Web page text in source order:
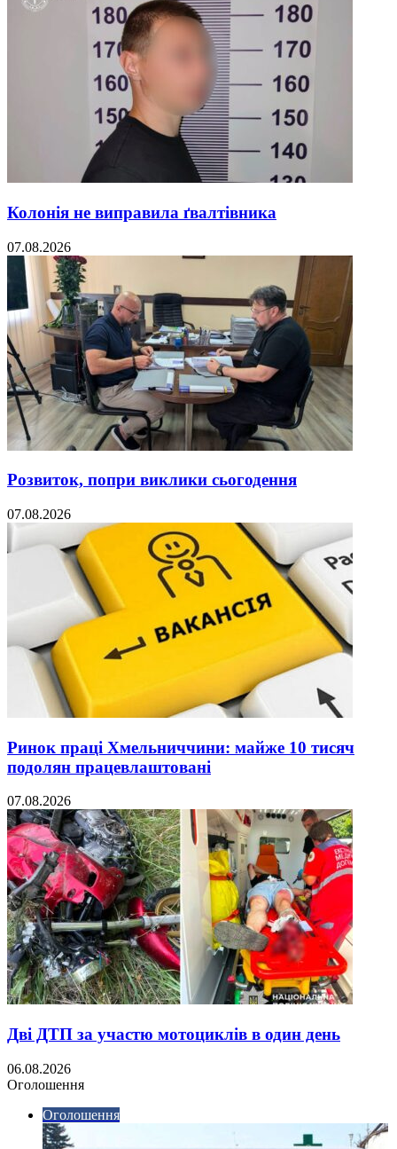
Колонія не виправила ґвалтівника
07.08.2026
Розвиток, попри виклики сьогодення
07.08.2026
Ринок праці Хмельниччини: майже 10 тисяч
подолян працевлаштовані
07.08.2026
Дві ДТП за участю мотоциклів в один день
06.08.2026
Оголошення
Оголошення